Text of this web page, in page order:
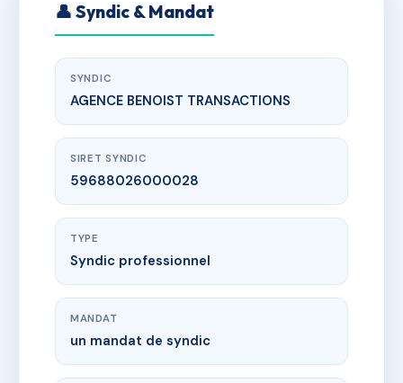
👤 Syndic & Mandat
SYNDIC
AGENCE BENOIST TRANSACTIONS
SIRET SYNDIC
59688026000028
TYPE
Syndic professionnel
MANDAT
un mandat de syndic